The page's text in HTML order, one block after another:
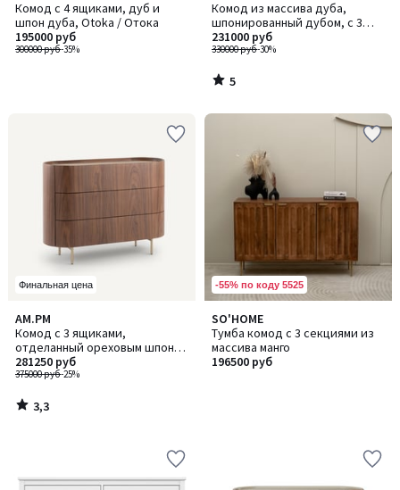
Комод с 4 ящиками, дуб и
шпон дуба, Otoka / Отока
300000 руб-35%
195000 руб
Комод из массива дуба,
шпонированный дубом, с 3
ящиками, Aslen / Аслен
330000 руб-30%
231000 руб
/
5
5
/
Финальная цена
AM.PM
Комод с 3 ящиками,
отделанный ореховым шпоном
и кожей, Aslen / Аслен
375000 руб-25%
281250 руб
3,3
/ 5
3,3
/
-55% по коду 5525
SO'HOME
Тумба комод с 3 секциями из
массива манго
196500 руб